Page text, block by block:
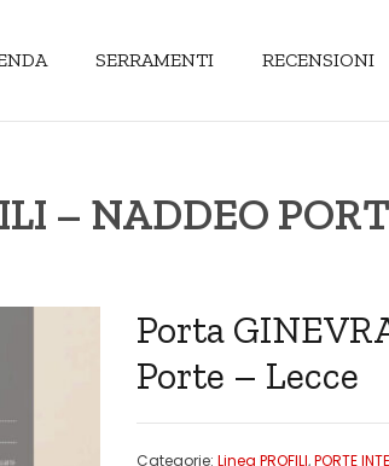
SERRAMENTI RECENSIONI
– NADDEO
Porta
Porte – Lecce
Categorie: Linea PROFILI,PORTE